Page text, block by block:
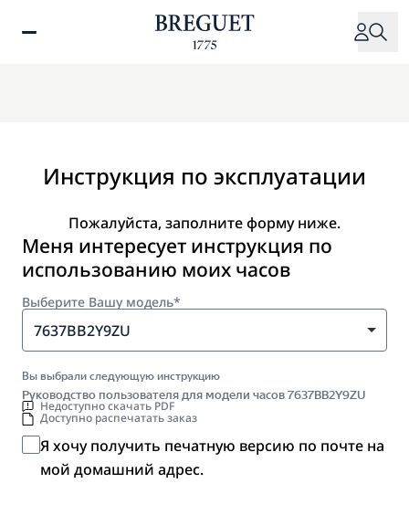
Инструкция по эксплуатации
Пожалуйста, заполните форму ниже.
Меня интересует инструкция по
использованию моих часов
Выберите Вашу модель*
7637BB2Y9ZU
Вы выбрали следующую инструкцию
Руководство пользователя для модели часов 7637BB2Y9ZU
Недоступно скачать PDF
Доступно распечатать заказ
Я хочу получить печатную версию по почте на
мой домашний адрес.